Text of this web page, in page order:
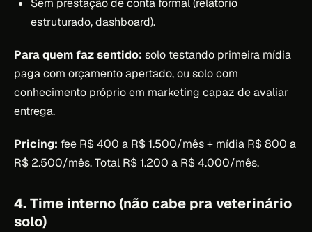
estruturado, dashboard).
Para quem faz sentido: solo testando primeira mídia
paga com orçamento apertado, ou solo com
conhecimento próprio em marketing capaz de avaliar
entrega.
Pricing: fee R$ 400 a R$ 1.500/mês + mídia R$ 800 a
R$ 2.500/mês. Total R$ 1.200 a R$ 4.000/mês.
4. Time interno (não cabe pra veterinário
solo)